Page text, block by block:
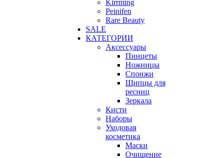
Kirrming
Peinifen
Rare Beauty
SALE
КАТЕГОРИИ
Аксессуары
Пинцеты
Ножницы
Спонжи
Щипцы для
ресниц
Зеркала
Кисти
Наборы
Уходовая
косметика
Маски
Очищение